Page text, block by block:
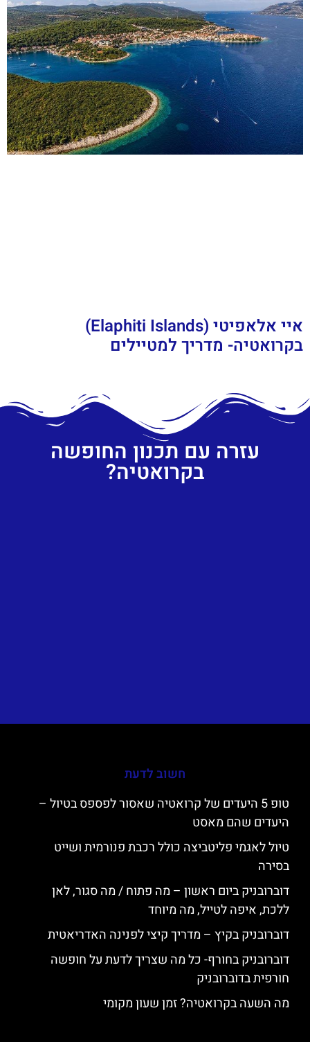
איי אלאפיטי (Elaphiti Islands)
בקרואטיה- מדריך למטיילים
עזרה עם תכנון החופשה
בקרואטיה?
חשוב לדעת
טופ 5 היעדים של קרואטיה שאסור לפספס בטיול –
היעדים שהם מאסט
טיול לאגמי פליטביצה כולל רכבת פנורמית ושייט
בסירה
דוברובניק ביום ראשון – מה פתוח / מה סגור, לאן
ללכת, איפה לטייל, מה מיוחד
דוברובניק בקיץ – מדריך קיצי לפנינה האדריאטית
דוברובניק בחורף- כל מה שצריך לדעת על חופשה
חורפית בדוברובניק
מה השעה בקרואטיה? זמן שעון מקומי